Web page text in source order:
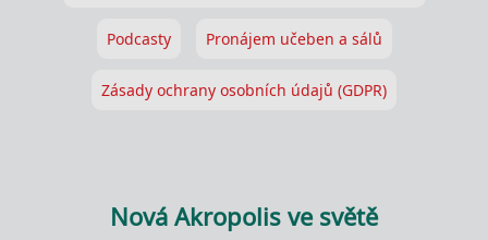
Podcasty Pronájem učeben a sálů
Zásady ochrany osobních údajů (GDPR)
Nová Akropolis ve světě